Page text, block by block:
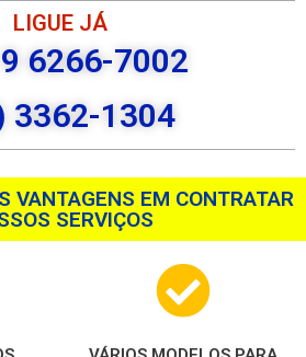
LIGUE JÁ
6266-7002
3362-1304
VANTAGENS EM CONTRATAR
SERVIÇOS